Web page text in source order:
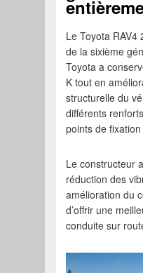
Le Toyota RAV4
de la sixième
Toyota a
K tout en
structurelle du
différents
points de
Le constructeur
réduction des
amélioration du
d’offrir une
conduite sur